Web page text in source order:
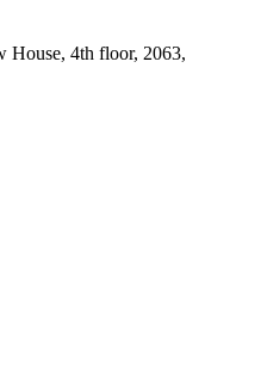
House, 4th floor, 2063,